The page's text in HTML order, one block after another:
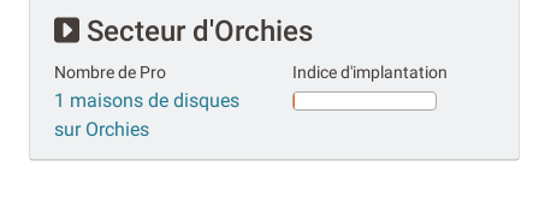
Secteur d'Orchies
Nombre de Pro
1 maisons de disques
sur Orchies
Indice d'implantation